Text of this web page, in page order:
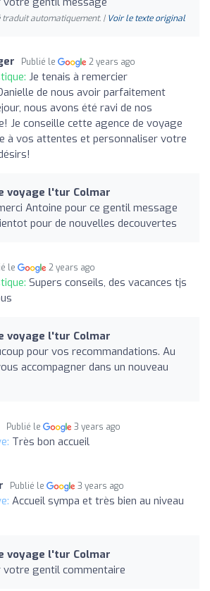
traduit automatiquement. | Voir le texte original
Publié le 2 years ago
Je tenais à remercier
de nous avoir parfaitement
nous avons été ravi de nos
Je conseille cette agence de voyage
à vos attentes et personnaliser votre
voyage l'tur Colmar
Antoine pour ce gentil message
pour de nouvelles decouvertes
le 2 years ago
Supers conseils, des vacances tjs
voyage l'tur Colmar
pour vos recommandations. Au
accompagner dans un nouveau
Publié le 3 years ago
Très bon accueil
Publié le 3 years ago
Accueil sympa et très bien au niveau
voyage l'tur Colmar
votre gentil commentaire